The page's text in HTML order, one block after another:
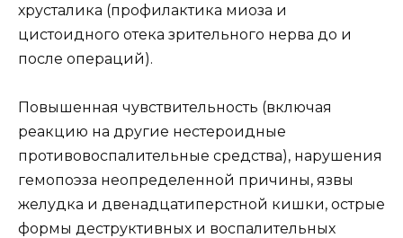
хрусталика (профилактика миоза и
цистоидного отека зрительного нерва до и
после операций).
Повышенная чувствительность (включая
реакцию на другие нестероидные
противовоспалительные средства), нарушения
гемопоэза неопределенной причины, язвы
желудка и двенадцатиперстной кишки, острые
формы деструктивных и воспалительных